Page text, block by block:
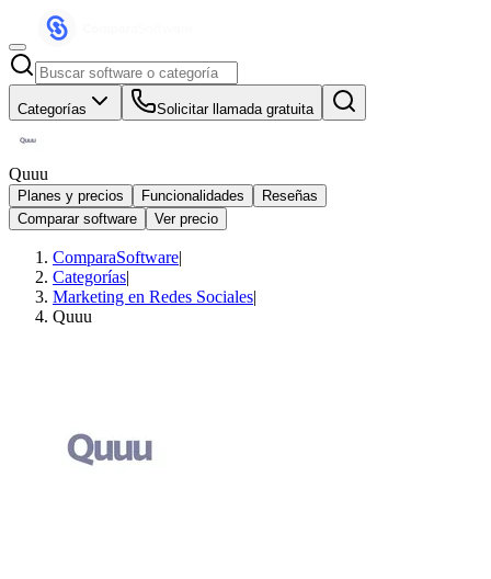
Categorías Solicitar llamada gratuita
Quuu
Planes y precios Funcionalidades
Reseñas
Comparar software
Ver precio
ComparaSoftware|
Categorías|
Marketing en Redes Sociales|
Quuu